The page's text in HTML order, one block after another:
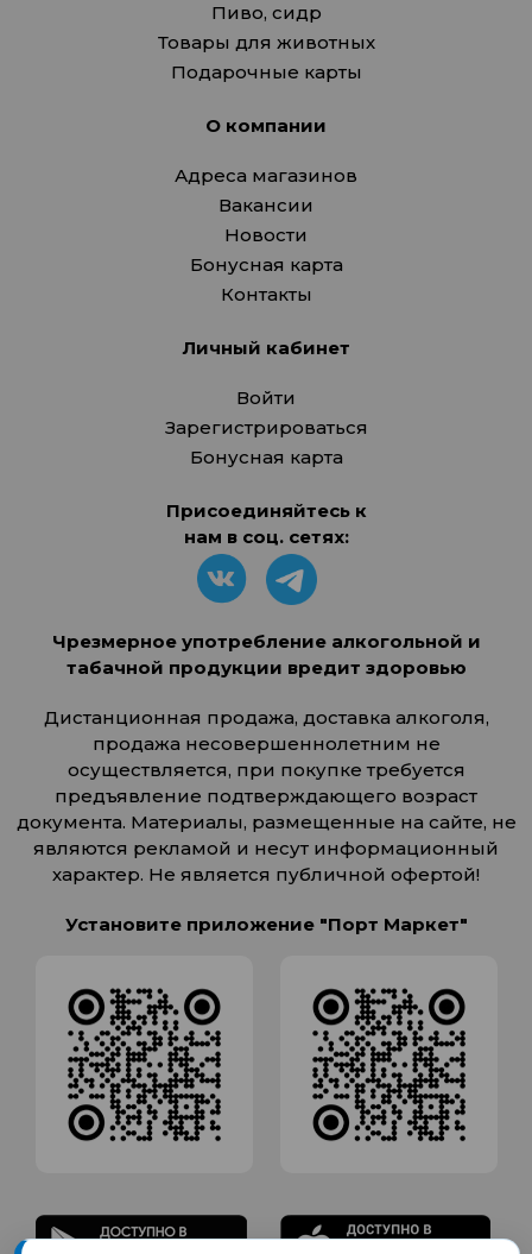
Пиво, сидр
Товары для животных
Подарочные карты
О компании
Адреса магазинов
Вакансии
Новости
Бонусная карта
Контакты
Личный кабинет
Войти
Зарегистрироваться
Бонусная карта
Присоединяйтесь к
нам в соц. сетях:
Чрезмерное употребление алкогольной и
табачной продукции вредит здоровью
Дистанционная продажа, доставка алкоголя,
продажа несовершеннолетним не
осуществляется, при покупке требуется
предъявление подтверждающего возраст
документа. Материалы, размещенные на сайте, не
являются рекламой и несут информационный
характер. Не является публичной офертой!
Установите приложение "Порт Маркет"